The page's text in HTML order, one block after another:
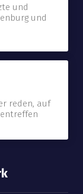
und
und
reden, auf